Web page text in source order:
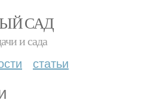
САД
и сада
статьи